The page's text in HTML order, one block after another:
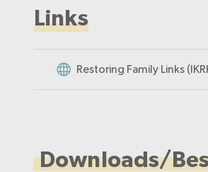
Links
Restoring Family Links
Downloads/